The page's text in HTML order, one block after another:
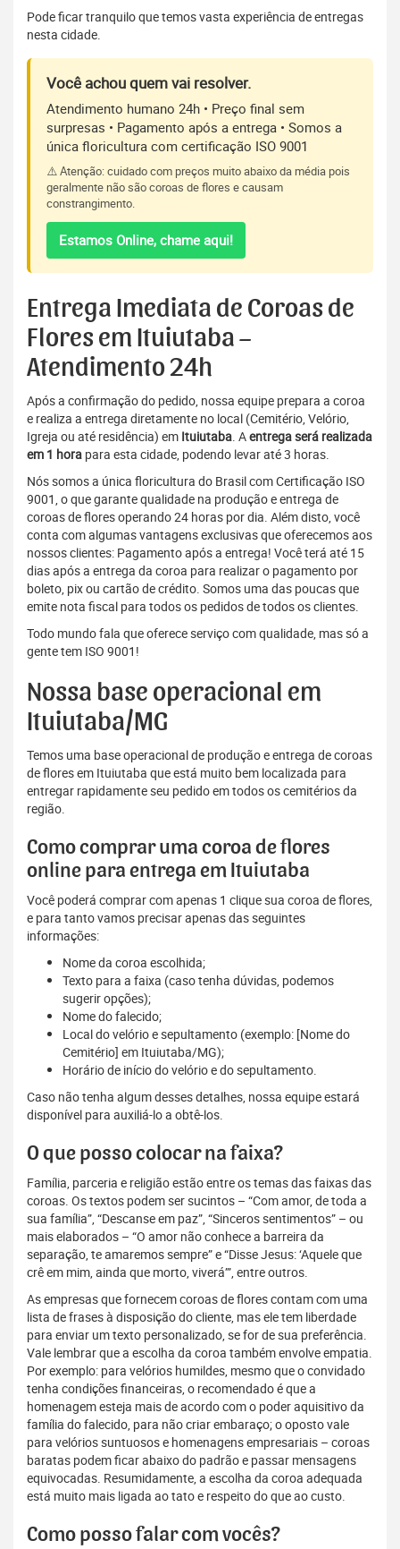
Pode ficar tranquilo que temos vasta experiência de entregas
nesta cidade.
Você achou quem vai resolver.
Atendimento humano 24h • Preço final sem
surpresas • Pagamento após a entrega • Somos a
única floricultura com certificação ISO 9001
⚠️ Atenção: cuidado com preços muito abaixo da média pois
geralmente não são coroas de flores e causam
constrangimento.
Estamos Online, chame aqui!
Entrega Imediata de Coroas de
Flores em Ituiutaba –
Atendimento 24h
Após a confirmação do pedido, nossa equipe prepara a coroa
e realiza a entrega diretamente no local (Cemitério, Velório,
Igreja ou até residência) em Ituiutaba. Aentrega será realizada
em 1 hora para esta cidade, podendo levar até 3 horas.
Nós somos a única floricultura do Brasil com Certificação ISO
9001, o que garante qualidade na produção e entrega de
coroas de flores operando 24 horas por dia. Além disto, você
conta com algumas vantagens exclusivas que oferecemos aos
nossos clientes: Pagamento após a entrega! Você terá até 15
dias após a entrega da coroa para realizar o pagamento por
boleto, pix ou cartão de crédito. Somos uma das poucas que
emite nota fiscal para todos os pedidos de todos os clientes.
Todo mundo fala que oferece serviço com qualidade, mas só a
gente tem ISO 9001!
Nossa base operacional em
Ituiutaba/MG
Temos uma base operacional de produção e entrega de coroas
de flores em Ituiutaba que está muito bem localizada para
entregar rapidamente seu pedido em todos os cemitérios da
região.
Como comprar uma coroa de flores
online para entrega em Ituiutaba
Você poderá comprar com apenas 1 clique sua coroa de flores,
e para tanto vamos precisar apenas das seguintes
informações:
Nome da coroa escolhida;
Texto para a faixa (caso tenha dúvidas, podemos
sugerir opções);
Nome do falecido;
Local do velório e sepultamento (exemplo: [Nome do
Cemitério] em Ituiutaba/MG);
Horário de início do velório e do sepultamento.
Caso não tenha algum desses detalhes, nossa equipe estará
disponível para auxiliá-lo a obtê-los.
O que posso colocar na faixa?
Família, parceria e religião estão entre os temas das faixas das
coroas. Os textos podem ser sucintos – “Com amor, de toda a
sua família”, “Descanse em paz”, “Sinceros sentimentos” – ou
mais elaborados – “O amor não conhece a barreira da
separação, te amaremos sempre” e “Disse Jesus: ‘Aquele que
crê em mim, ainda que morto, viverá’”, entre outros.
As empresas que fornecem coroas de flores contam com uma
lista de frases à disposição do cliente, mas ele tem liberdade
para enviar um texto personalizado, se for de sua preferência.
Vale lembrar que a escolha da coroa também envolve empatia.
Por exemplo: para velórios humildes, mesmo que o convidado
tenha condições financeiras, o recomendado é que a
homenagem esteja mais de acordo com o poder aquisitivo da
família do falecido, para não criar embaraço; o oposto vale
para velórios suntuosos e homenagens empresariais – coroas
baratas podem ficar abaixo do padrão e passar mensagens
equivocadas. Resumidamente, a escolha da coroa adequada
está muito mais ligada ao tato e respeito do que ao custo.
Como posso falar com vocês?